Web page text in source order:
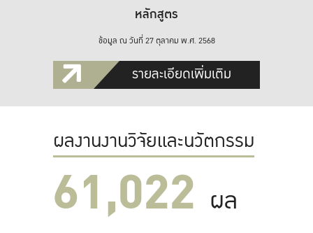
หลักสูตร
ข้อมูล ณ วันที่ 27 ตุลาคม พ.ศ. 2568
รายละเอียดเพิ่มเติม
ผลงานงานวิจัยและนวัตกรรม
61,022 ผล